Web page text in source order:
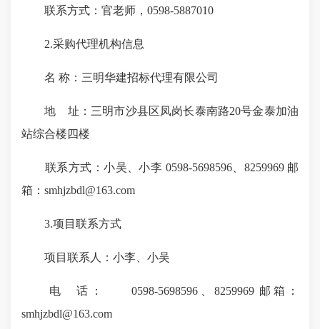
联系方式：官老师，0598-5887010
2.采购代理机构信息
名 称：三明华建招标代理有限公司
地 址：三明市沙县区凤岗长泰南路20号金泰加油
站综合楼四楼
联系方式：小吴、小李 0598-5698596、8259969 邮
箱：smhjzbdl@163.com
3.项目联系方式
项目联系人：小李、小吴
电 话： 0598-5698596、8259969 邮箱：
smhjzbdl@163.com